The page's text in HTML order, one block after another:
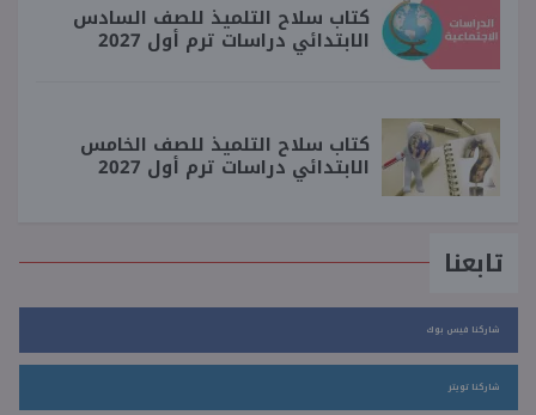
كتاب سلاح التلميذ للصف السادس
الابتدائي دراسات ترم أول 2027
كتاب سلاح التلميذ للصف الخامس
الابتدائي دراسات ترم أول 2027
تابعنا
شاركنا فيس بوك
شاركنا تويتر